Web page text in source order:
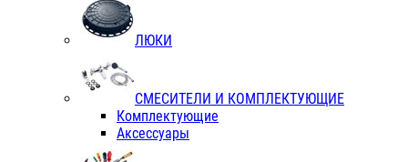
ЛЮКИ
СМЕСИТЕЛИ И КОМПЛЕКТУЮЩИЕ
Комплектующие
Аксессуары